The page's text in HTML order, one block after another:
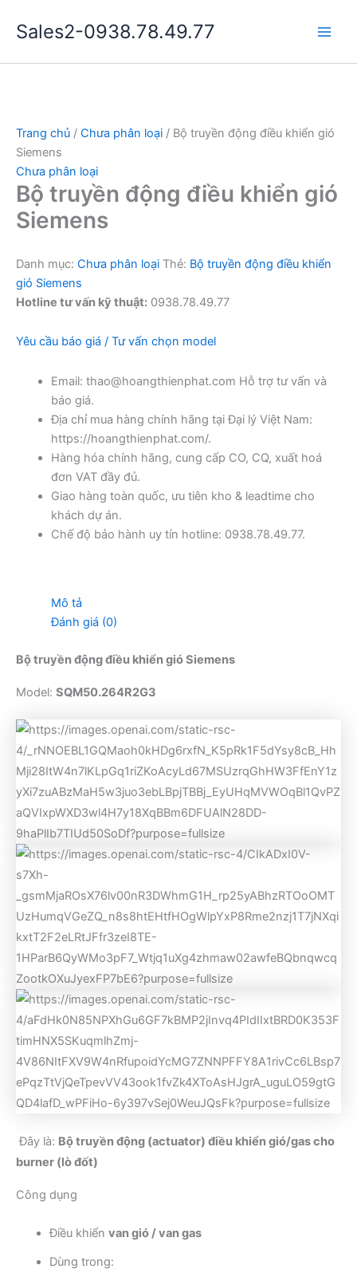
dung
Sales2-0938.78.49.77
Trang chủ / Chưa phân loại / Bộ truyền động điều khiển gió
Siemens
Chưa phân loại
Bộ truyền động điều khiển gió
Siemens
Danh mục: Chưa phân loại Thẻ: Bộ truyền động điều khiển
gió Siemens
Hotline tư vấn kỹ thuật: 0938.78.49.77
Yêu cầu báo giá / Tư vấn chọn model
Email: thao@hoangthienphat.com Hỗ trợ tư vấn và
báo giá.
Địa chỉ mua hàng chính hãng tại Đại lý Việt Nam:
https://hoangthienphat.com/.
Hàng hóa chính hãng, cung cấp CO, CQ, xuất hoá
đơn VAT đầy đủ.
Giao hàng toàn quốc, ưu tiên kho & leadtime cho
khách dự án.
Chế độ bảo hành uy tín hotline: 0938.78.49.77.
Mô tả
Đánh giá (0)
Bộ truyền động điều khiển gió Siemens
Model: SQM50.264R2G3
Đây là: Bộ truyền động (actuator) điều khiển gió/gas cho
burner (lò đốt)
Công dụng
Điều khiển van gió / van gas
Dùng trong: